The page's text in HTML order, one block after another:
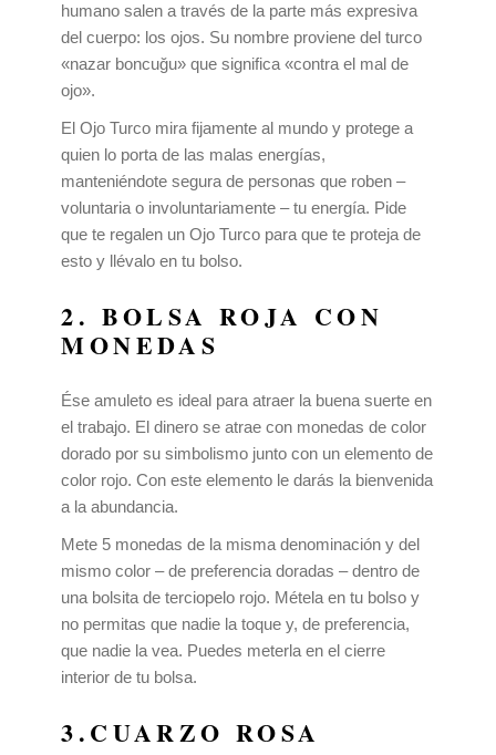
humano salen a través de la parte más expresiva
del cuerpo: los ojos. Su nombre proviene del turco
«nazar boncuğu» que significa «contra el mal de
ojo».
El Ojo Turco mira fijamente al mundo y protege a
quien lo porta de las malas energías,
manteniéndote segura de personas que roben –
voluntaria o involuntariamente – tu energía. Pide
que te regalen un Ojo Turco para que te proteja de
esto y llévalo en tu bolso.
2. BOLSA ROJA CON
MONEDAS
Ése amuleto es ideal para atraer la buena suerte en
el trabajo. El dinero se atrae con monedas de color
dorado por su simbolismo junto con un elemento de
color rojo. Con este elemento le darás la bienvenida
a la abundancia.
Mete 5 monedas de la misma denominación y del
mismo color – de preferencia doradas – dentro de
una bolsita de terciopelo rojo. Métela en tu bolso y
no permitas que nadie la toque y, de preferencia,
que nadie la vea. Puedes meterla en el cierre
interior de tu bolsa.
3.CUARZO ROSA